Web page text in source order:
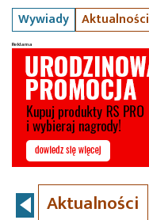
Wywiady Aktualności
Aktualności